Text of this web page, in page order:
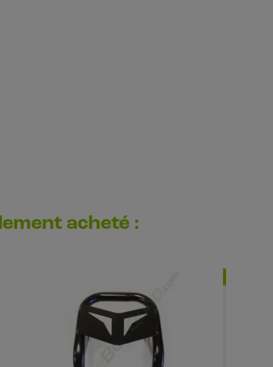
acheté :